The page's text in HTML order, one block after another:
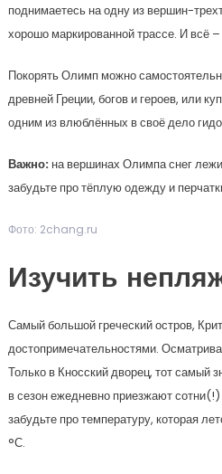
поднимаетесь на одну из вершин-
хорошо маркированной трассе. И всё
Покорять Олимп можно
древней Греции, богов и героев, или
одним из влюблённых в своё дело
Важно:на вершинах Олимпа снег
забудьте про тёплую одежду и
Фото: 2chang.ru
Изучить
Самый большой греческий остров,
достопримечательностями.
Только в Кносский дворец, тот самый
в сезон ежедневно приезжают
забудьте про температуру, которая
°С.